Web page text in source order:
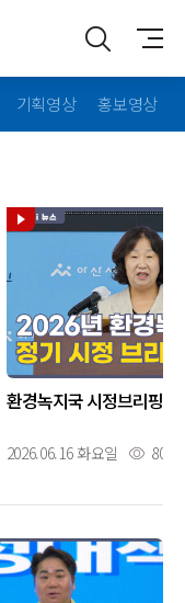
기획영상 홍보영상
환경녹지국 시정브리핑
2026.06.16 화요일 809